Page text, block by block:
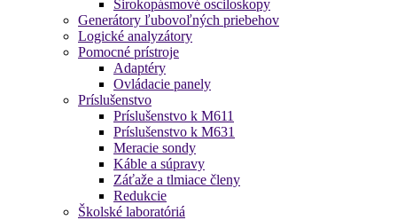
Širokopásmové osciloskopy
Generátory ľubovoľných priebehov
Logické analyzátory
Pomocné prístroje
Adaptéry
Ovládacie panely
Príslušenstvo
Príslušenstvo k M611
Príslušenstvo k M631
Meracie sondy
Káble a súpravy
Záťaže a tlmiace členy
Redukcie
Školské laboratóriá